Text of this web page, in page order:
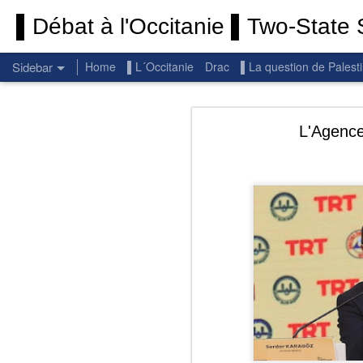
▌Débat à l'Occitanie ▌Two-
Sidebar Home ▌L´Occitanie Drac ▌La question de
Permanent
Get
You
Libe